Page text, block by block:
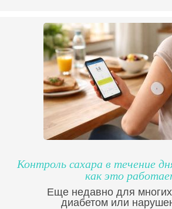
Контроль сахара в течение
как это
Еще недавно для
диабетом или